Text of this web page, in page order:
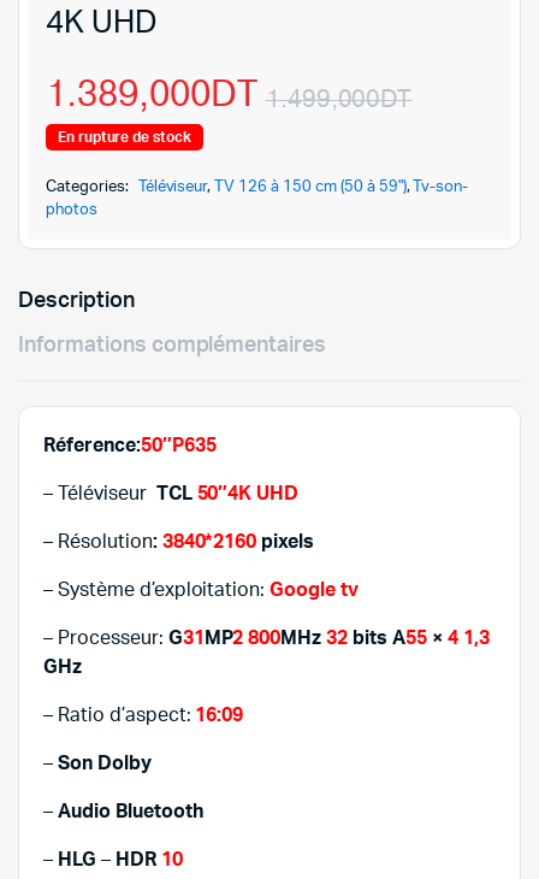
4K UHD
1.499,000DT
prix
initial
1.389,000DT
prix
actuel
En rupture de stock
Categories: Téléviseur, TV 126 à 150 cm (50 à 59"),
Tv-son-
photos
Description
Informations complémentaires
Réference:50″P635
– Téléviseur TCL 50″4K UHD
– Résolution: 3840*2160 pixels
– Système d’exploitation:Google tv
– Processeur: G31 MP2 800MHz32 bits A55×4 1,3
GHz
– Ratio d’aspect: 16:09
– Son Dolby
– Audio Bluetooth
– HLG – HDR 10